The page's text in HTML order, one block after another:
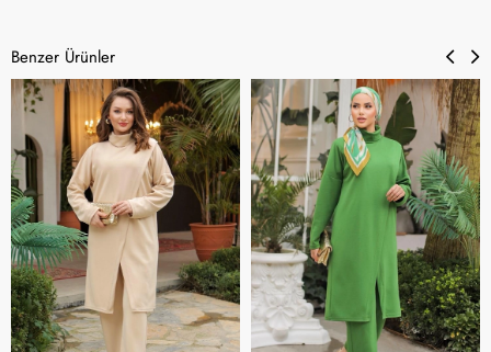
Benzer Ürünler